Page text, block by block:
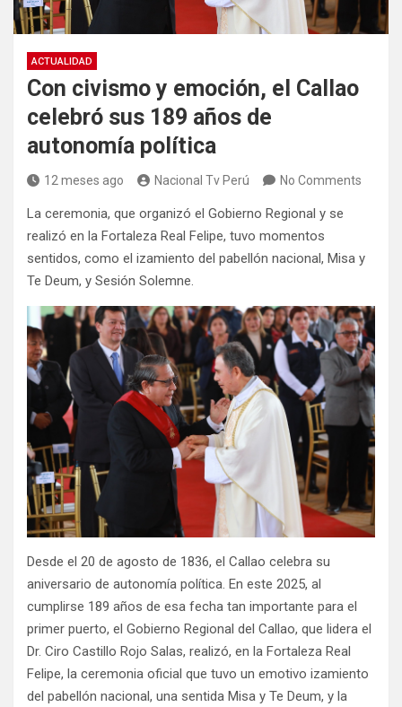
ACTUALIDAD
Con civismo y emoción, el Callao
celebró sus 189 años de
autonomía política
12 meses ago Nacional Tv Perú No Comments
La ceremonia, que organizó el Gobierno Regional y se
realizó en la Fortaleza Real Felipe, tuvo momentos
sentidos, como el izamiento del pabellón nacional, Misa y
Te Deum, y Sesión Solemne.
Desde el 20 de agosto de 1836, el Callao celebra su
aniversario de autonomía política. En este 2025, al
cumplirse 189 años de esa fecha tan importante para el
primer puerto, el Gobierno Regional del Callao, que lidera el
Dr. Ciro Castillo Rojo Salas, realizó, en la Fortaleza Real
Felipe, la ceremonia oficial que tuvo un emotivo izamiento
del pabellón nacional, una sentida Misa y Te Deum, y la